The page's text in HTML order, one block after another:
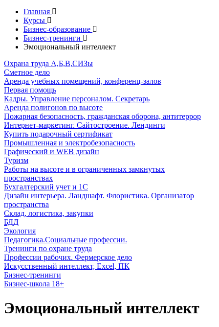
Главная
Курсы
Бизнес-образование
Бизнес-тренинги
Эмоциональный интеллект
Охрана труда А,Б,В,СИЗы
Сметное дело
Аренда учебных помещений, конференц-залов
Первая помощь
Кадры. Управление персоналом. Секретарь
Аренда полигонов по высоте
Пожарная безопасность, гражданская оборона, антитеррор
Интернет-маркетинг. Сайтостроение. Лендинги
Купить подарочный сертификат
Промышленная и электробезопасность
Графический и WEB дизайн
Туризм
Работы на высоте и в ограниченных замкнутых
пространствах
Бухгалтерский учет и 1С
Дизайн интерьера. Ландшафт. Флористика. Организатор
пространства
Склад, логистика, закупки
БДД
Экология
Педагогика.Социальные профессии.
Тренинги по охране труда
Профессии рабочих. Фермерское дело
Искусственный интеллект, Excel, ПК
Бизнес-тренинги
Бизнес-школа 18+
Эмоциональный интеллект